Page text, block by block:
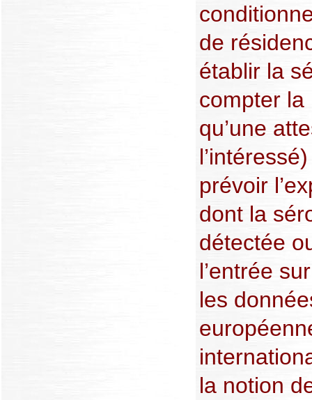
de
établir la
compter la
qu’une
prévoir
dont la
détectée
l’entrée
les
la notion